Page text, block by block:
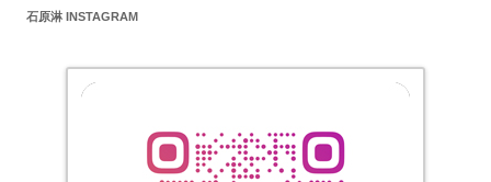
石原淋 INSTAGRAM